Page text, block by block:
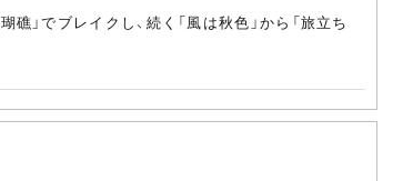
」でブレイクし、続く「風は秋色」から「旅立ち